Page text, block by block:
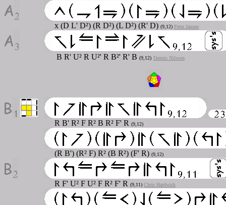
x (D L' D²) (R D²) (L D²) (R' D) (9,12) Peter Jansen
B R' U² R U²' R B²' R' B (9,12) Dennis Nilsson
R B' R² F R² B R² F' R (9,12)
(R B') (R² F) R² (B R²) (F' R) (9,12)
R F' U² F U² F R² F' R (9,11) Chris Hardwick